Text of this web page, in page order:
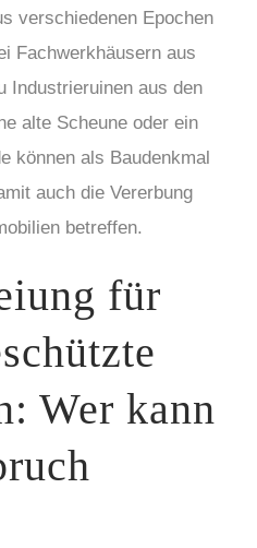
verschiedenen Epochen
Fachwerkhäusern aus
Industrieruinen aus den
alte Scheune oder ein
können als Baudenkmal
auch die Vererbung
betreffen.
für
Wer kann